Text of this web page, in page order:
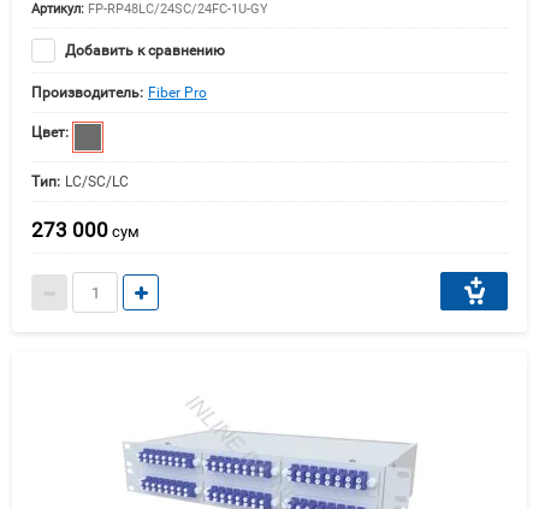
Артикул: FP-RP48LC/24SC/24FC-1U-GY
Добавить к сравнению
Производитель: Fiber Pro
Цвет:
Тип: LC/SC/LC
273 000 сум